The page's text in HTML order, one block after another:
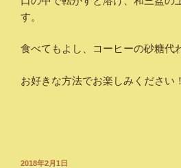
す。
食べてもよし、コーヒーの砂糖代
お好きな方法でお楽しみください！
投
2018年2月1日